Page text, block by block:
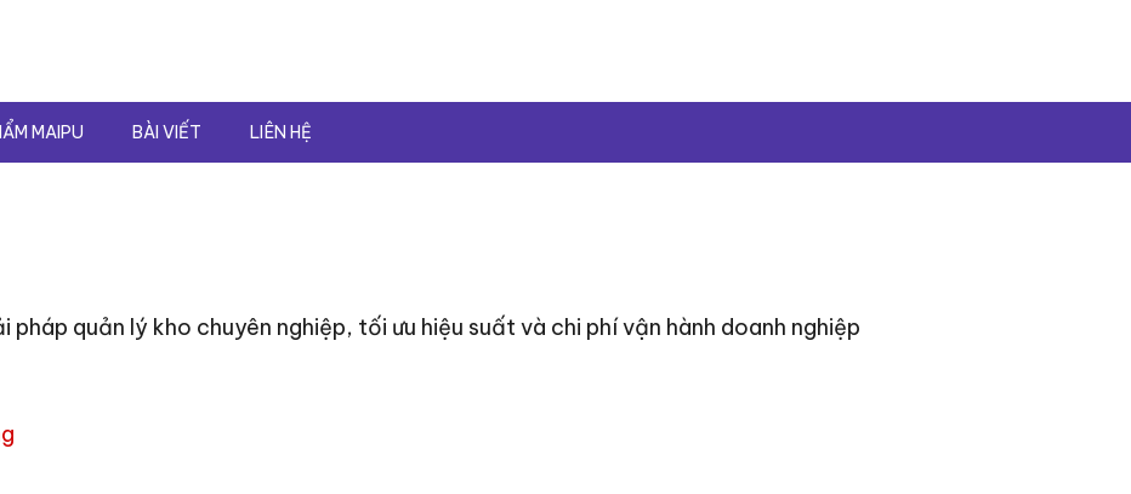
MAIPU BÀI VIẾT LIÊN HỆ
quản lý kho chuyên nghiệp, tối ưu hiệu suất và chi phí vận hành doanh nghiệp